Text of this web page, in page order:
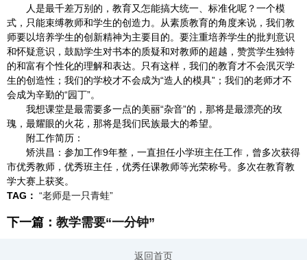
人是最千差万别的，教育又怎能搞大统一、标准化呢？一个模
式，只能束缚教师和学生的创造力。从素质教育的角度来说，我们教
师要以培养学生的创新精神为主要目的。要注重培养学生的批判意识
和怀疑意识，鼓励学生对书本的质疑和对教师的超越，赞赏学生独特
的和富有个性化的理解和表达。只有这样，我们的教育才不会泯灭学
生的创造性；我们的学校才不会成为“造人的模具”；我们的老师才不
会成为辛勤的“园丁”。
我想课堂是最需要多一点的美丽“杂音”的，那将是最漂亮的玫
瑰，最耀眼的火花，那将是我们民族最大的希望。
附工作简历：
矫洪昌：参加工作9年整，一直担任小学班主任工作，曾多次获得
市优秀教师，优秀班主任，优秀任课教师等光荣称号。多次在教育教
学大赛上获奖。
TAG： “老师是一只青蛙”
下一篇： 教学需要“一分钟”
返回首页